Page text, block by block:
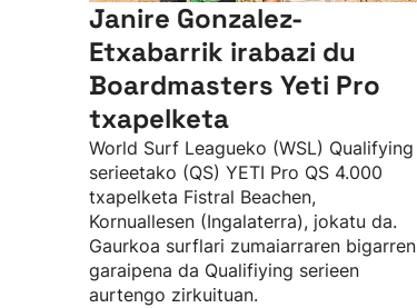
Janire Gonzalez-
Etxabarrik irabazi du
Boardmasters Yeti Pro
txapelketa
World Surf Leagueko (WSL) Qualifying
serieetako (QS) YETI Pro QS 4.000
txapelketa Fistral Beachen,
Kornuallesen (Ingalaterra), jokatu da.
Gaurkoa surflari zumaiarraren bigarren
garaipena da Qualifiying serieen
aurtengo zirkuituan.